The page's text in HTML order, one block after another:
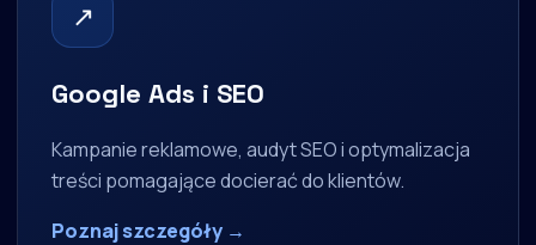
↗
Google Ads i SEO
Kampanie reklamowe, audyt SEO i optymalizacja
treści pomagające docierać do klientów.
Poznaj szczegóły →